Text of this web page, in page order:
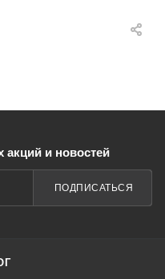
акций и новостей
ПОДПИСАТЬСЯ